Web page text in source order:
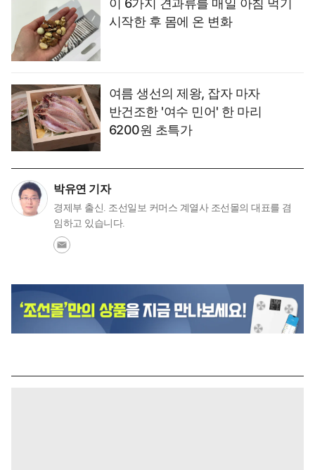
이 6가지 견과류를 매일 아침 먹기
시작한 후 몸에 온 변화
여름 생선의 제왕, 잡자 마자
반건조한 '여수 민어' 한 마리
6200원 초특가
박유연 기자
경제부 출신. 조선일보 커머스 계열사 조선몰의 대표를 겸
임하고 있습니다.